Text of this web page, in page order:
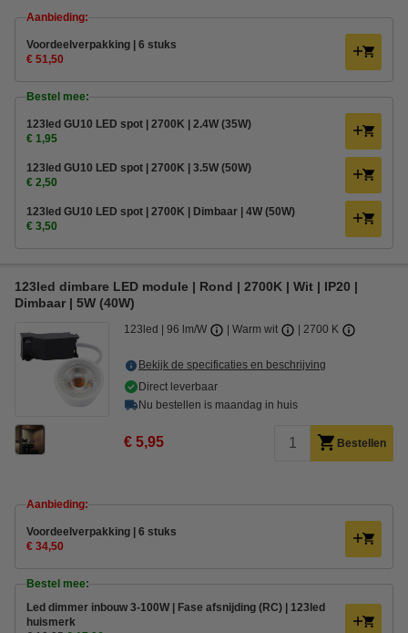
Aanbieding:
Voordeelverpakking | 6 stuks
€ 51,50
Bestel mee:
123led GU10 LED spot | 2700K | 2.4W (35W)
€ 1,95
123led GU10 LED spot | 2700K | 3.5W (50W)
€ 2,50
123led GU10 LED spot | 2700K | Dimbaar | 4W (50W)
€ 3,50
123led dimbare LED module | Rond | 2700K | Wit | IP20 |
Dimbaar | 5W (40W)
123led 96 lm/W Warm wit 2700 K
Bekijk de specificaties en beschrijving
Direct leverbaar
Nu bestellen is maandag in huis
€ 5,95 Bestellen
Aanbieding:
Voordeelverpakking | 6 stuks
€ 34,50
Bestel mee:
Led dimmer inbouw 3-100W | Fase afsnijding (RC) | 123led
huismerk